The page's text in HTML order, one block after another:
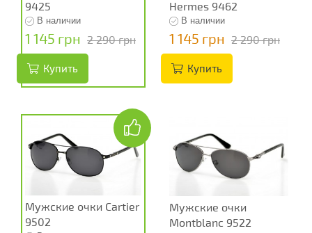
9425
В наличии
1 145 грн 2 290 грн
Купить
Hermes 9462
В наличии
1 145 грн 2 290 грн
Купить
Мужские очки Cartier
9502
Мужские очки
Montblanc 9522